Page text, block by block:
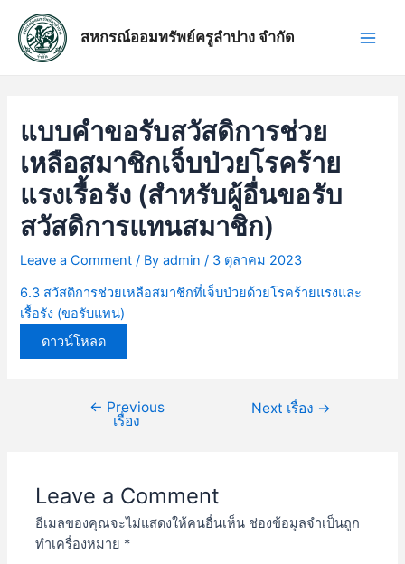
content
สหกรณ์ออมทรัพย์ครูลำปาง จำกัด
แบบคำขอรับสวัสดิการช่วย
เหลือสมาชิกเจ็บป่วยโรคร้าย
แรงเรื้อรัง (สำหรับผู้อื่นขอรับ
สวัสดิการแทนสมาชิก)
Leave a Comment / Byadmin/ 3 ตุลาคม 2023
6.3 สวัสดิการช่วยเหลือสมาชิกที่เจ็บป่วยด้วยโรคร้ายแรงและ
เรื้อรัง (ขอรับแทน)
ดาวน์โหลด
เรื่อง
← Previous
เรื่อง
Next เรื่อง →
Leave a Comment
อีเมลของคุณจะไม่แสดงให้คนอื่นเห็น ช่องข้อมูลจำเป็นถูก
ทำเครื่องหมาย *